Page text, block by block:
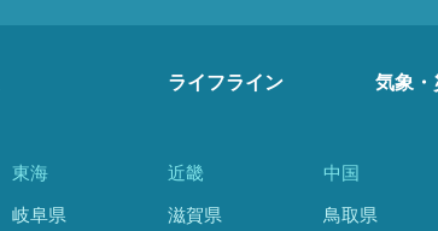
ライフライン 気象・
東海
岐阜県
近畿
滋賀県
中国
鳥取県